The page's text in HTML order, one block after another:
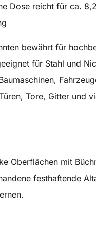
Dose reicht für ca.
bewährt für
für Stahl und
Tore, Gitter und
Oberflächen mit
festhaftende